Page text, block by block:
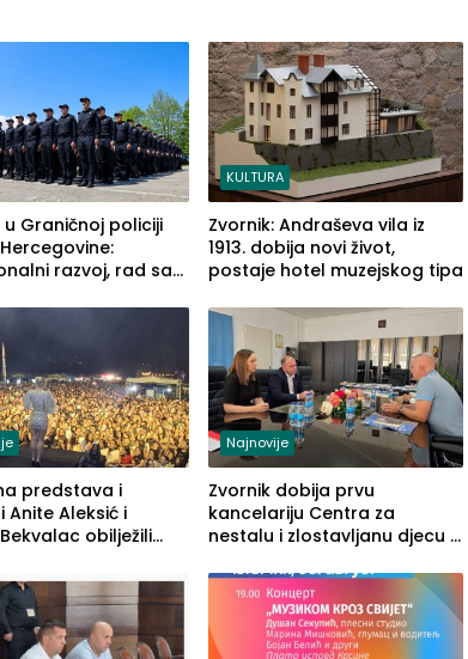
u Graničnoj policiji
razvoj, rad sa
KULTURA
Zvornik: Andraševa vila iz
1913. dobija novi život,
postaje hotel muzejskog tipa
predstava i
Anite Aleksić i
obilježili
Najnovije
Zvornik dobija prvu
kancelariju Centra za
nestalu i zlostavljanu djecu u